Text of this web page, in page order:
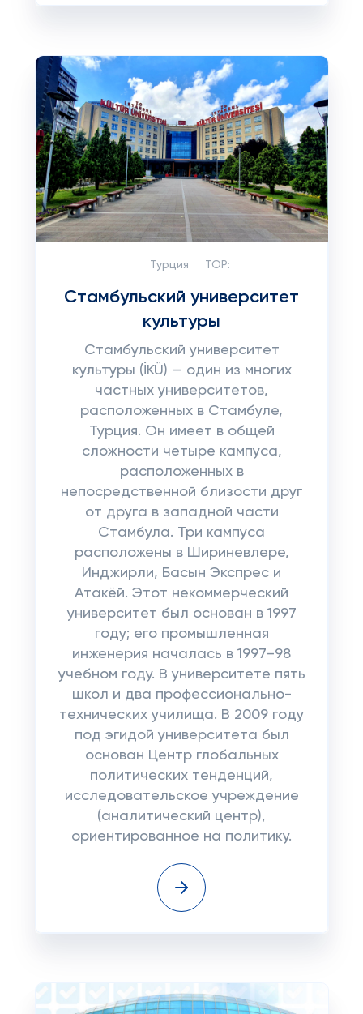
Турция TOP:
Стамбульский университет
культуры
Стамбульский университет
культуры (İKÜ) — один из многих
частных университетов,
расположенных в Стамбуле,
Турция. Он имеет в общей
сложности четыре кампуса,
расположенных в
непосредственной близости друг
от друга в западной части
Стамбула. Три кампуса
расположены в Шириневлере,
Инджирли, Басын Экспрес и
Атакёй. Этот некоммерческий
университет был основан в 1997
году; его промышленная
инженерия началась в 1997–98
учебном году. В университете пять
школ и два профессионально-
технических училища. В 2009 году
под эгидой университета был
основан Центр глобальных
политических тенденций,
исследовательское учреждение
(аналитический центр),
ориентированное на политику.